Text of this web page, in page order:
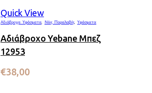
Quick View
Αδιάβροχα Υφάσματα Νέες Παραλαβές Υφάσματα
Αδιάβροχο Yebane Μπεζ
12953
€38,00